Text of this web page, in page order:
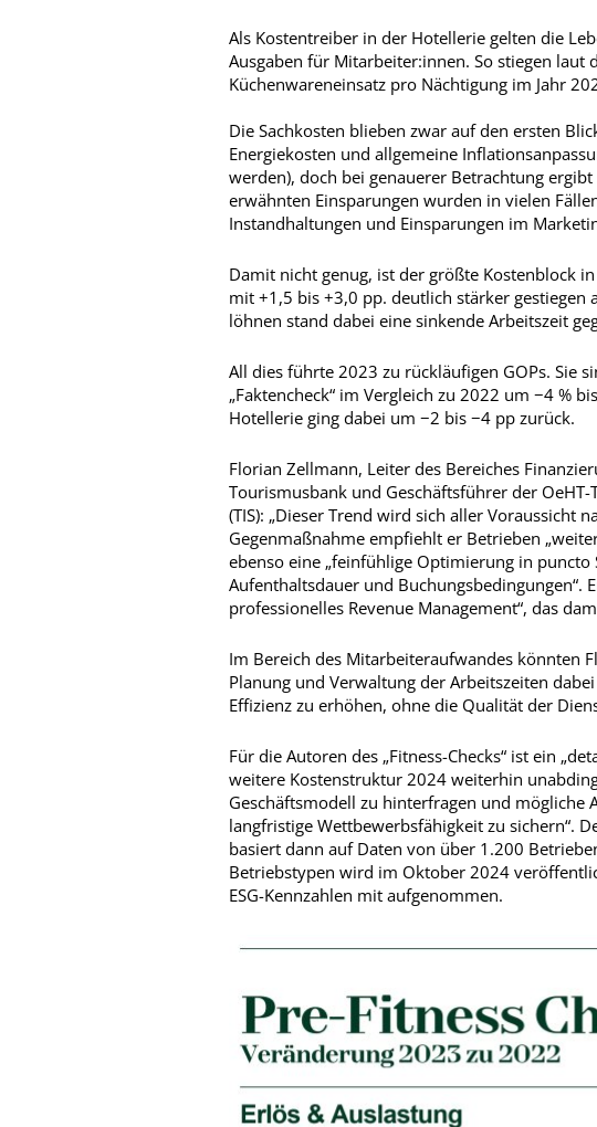
Als Kostentreiber in der Hotellerie gelten die
Ausgaben für Mitarbeiter:innen. So stiegen laut
Küchenwareneinsatz pro Nächtigung im Jahr
Die Sachkosten blieben zwar auf den ersten
Energiekosten und allgemeine
werden), doch bei genauerer Betrachtung
erwähnten Einsparungen wurden in vielen
Instandhaltungen und Einsparungen im
Damit nicht genug, ist der größte Kostenblock
mit +1,5 bis +3,0 pp. deutlich stärker gestiegen
löhnen stand dabei eine sinkende Arbeitszeit
All dies führte 2023 zu rückläufigen GOPs. Sie
„Faktencheck“ im Vergleich zu 2022 um −4 %
Hotellerie ging dabei um −2 bis −4 pp zurück.
Florian Zellmann, Leiter des Bereiches
Tourismusbank und Geschäftsführer der
(TIS): „Dieser Trend wird sich aller Voraussicht
Gegenmaßnahme empfiehlt er Betrieben
ebenso eine „feinfühlige Optimierung in
Aufenthaltsdauer und Buchungsbedingungen“.
professionelles Revenue Management“, das
Im Bereich des Mitarbeiteraufwandes könnten
Planung und Verwaltung der Arbeitszeiten
Effizienz zu erhöhen, ohne die Qualität der
Für die Autoren des „Fitness-Checks“ ist ein
weitere Kostenstruktur 2024 weiterhin
Geschäftsmodell zu hinterfragen und mögliche
langfristige Wettbewerbsfähigkeit zu sichern“.
basiert dann auf Daten von über 1.200
Betriebstypen wird im Oktober 2024
ESG-Kennzahlen mit aufgenommen.